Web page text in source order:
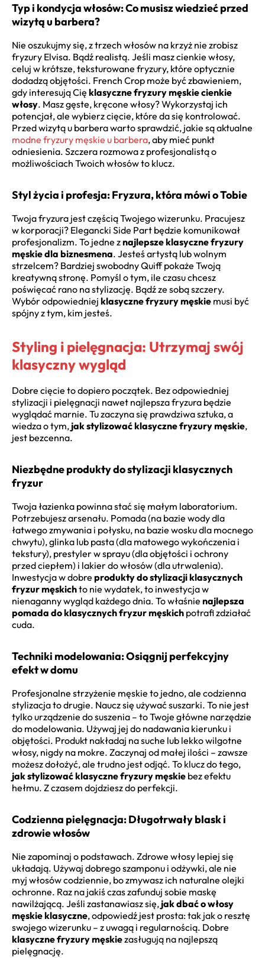
Typ i kondycja włosów: Co musisz wiedzieć przed
wizytą u barbera?
Nie oszukujmy się, z trzech włosów na krzyż nie zrobisz
fryzury Elvisa. Bądź realistą. Jeśli masz cienkie włosy,
celuj w krótsze, teksturowane fryzury, które optycznie
dodadzą objętości. French Crop może być zbawieniem,
gdy interesują Cię klasyczne fryzury męskie cienkie
włosy. Masz gęste, kręcone włosy? Wykorzystaj ich
potencjał, ale wybierz cięcie, które da się kontrolować.
Przed wizytą u barbera warto sprawdzić, jakie są aktualne
modne fryzury męskie u barbera, aby mieć punkt
odniesienia. Szczera rozmowa z profesjonalistą o
możliwościach Twoich włosów to klucz.
Styl życia i profesja: Fryzura, która mówi o Tobie
Twoja fryzura jest częścią Twojego wizerunku. Pracujesz
w korporacji? Elegancki Side Part będzie komunikował
profesjonalizm. To jedne znajlepsze klasyczne fryzury
męskie dla biznesmena. Jesteś artystą lub wolnym
strzelcem? Bardziej swobodny Quiff pokaże Twoją
kreatywną stronę. Pomyśl o tym, ile czasu chcesz
poświęcać rano na stylizację. Bądź ze sobą szczery.
Wybór odpowiedniej klasyczne fryzury męskie musi być
spójny z tym, kim jesteś.
Styling i pielęgnacja: Utrzymaj swój
klasyczny wygląd
Dobre cięcie to dopiero początek. Bez odpowiedniej
stylizacji i pielęgnacji nawet najlepsza fryzura będzie
wyglądać marnie. Tu zaczyna się prawdziwa sztuka, a
wiedza o tym, jak stylizować klasyczne fryzury męskie,
jest bezcenna.
Niezbędne produkty do stylizacji klasycznych
fryzur
Twoja łazienka powinna stać się małym laboratorium.
Potrzebujesz arsenału. Pomada (na bazie wody dla
łatwego zmywania i połysku, na bazie wosku dla mocnego
chwytu), glinka lub pasta (dla matowego wykończenia i
tekstury), prestyler w sprayu (dla objętości i ochrony
przed ciepłem) i lakier do włosów (dla utrwalenia).
Inwestycja w dobre produkty do stylizacji klasycznych
fryzur męskichto nie wydatek, to inwestycja w
nienaganny wygląd każdego dnia. To właśnie najlepsza
pomada do klasycznych fryzur męskich potrafi zdziałać
cuda.
Techniki modelowania: Osiągnij perfekcyjny
efekt w domu
Profesjonalne strzyżenie męskie to jedno, ale codzienna
stylizacja to drugie. Naucz się używać suszarki. To nie jest
tylko urządzenie do suszenia – to Twoje główne narzędzie
do modelowania. Używaj jej do nadawania kierunku i
objętości. Produkt nakładaj na suche lub lekko wilgotne
włosy, nigdy na mokre. Zaczynaj od małej ilości – zawsze
możesz dołożyć, ale trudno jest odjąć. To klucz do tego,
jak stylizować klasyczne fryzury męskie bez efektu
hełmu. Z czasem dojdziesz do perfekcji.
Codzienna pielęgnacja: Długotrwały blask i
zdrowie włosów
Nie zapominaj o podstawach. Zdrowe włosy lepiej się
układają. Używaj dobrego szamponu i odżywki, ale nie
myj włosów codziennie, bo zmywasz ich naturalne olejki
ochronne. Raz na jakiś czas zafunduj sobie maskę
nawilżającą. Jeśli zastanawiasz się, jak dbać o włosy
męskie klasyczne, odpowiedź jest prosta: tak jak o resztę
swojego wizerunku – z uwagą i regularnością. Dobre
klasyczne fryzury męskiezasługują na najlepszą
pielęgnację.